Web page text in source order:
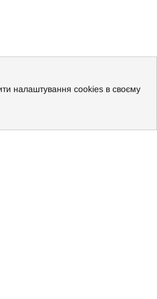
налаштування cookies в своєму